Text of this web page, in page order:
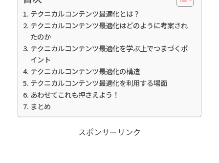
テクニカルコンテンツ最適化とは？
テクニカルコンテンツ最適化はどのように考案され
たのか
テクニカルコンテンツ最適化を学ぶ上でつまづくポ
イント
テクニカルコンテンツ最適化の構造
テクニカルコンテンツ最適化を利用する場面
あわせてこれも押さえよう！
まとめ
スポンサーリンク